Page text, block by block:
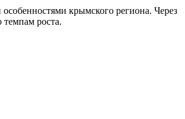
крымского региона. Через
роста.